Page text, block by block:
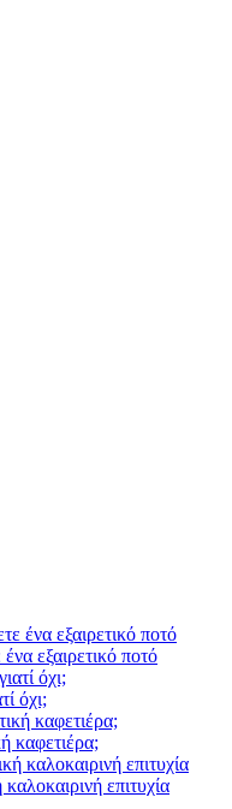
εξαιρετικό ποτό
όχι;
καφετιέρα;
επιτυχία